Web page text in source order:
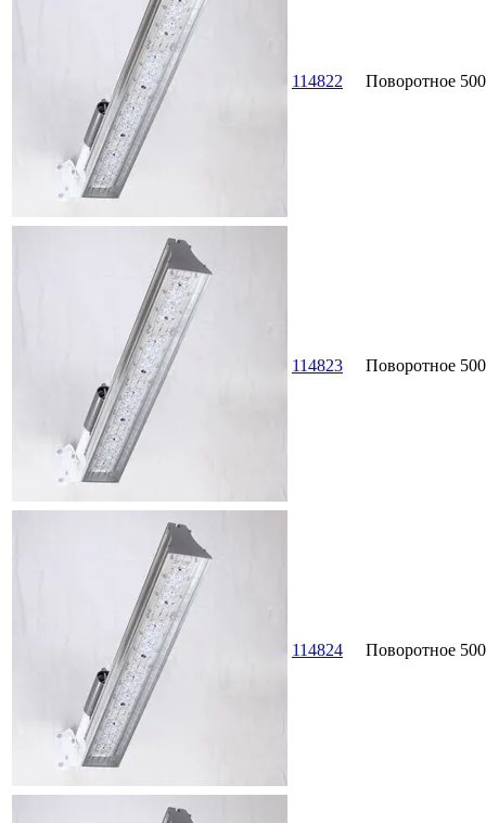
114822 Поворотное
114823 Поворотное
114824 Поворотное